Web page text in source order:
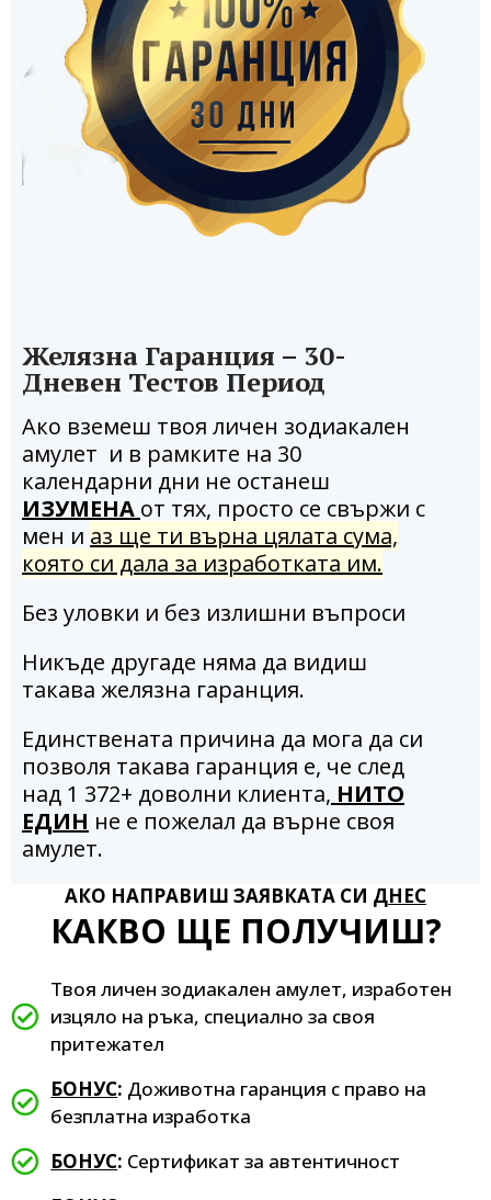
Желязна Гаранция – 30-
Дневен Тестов Период
Ако вземеш твоя личен зодиакален
амулет и в рамките на 30
календарни дни не останеш
ИЗУМЕНА от тях, просто се свържи с
мен и аз ще ти върна цялата сума,
която си дала за изработката им.
Без уловки и без излишни въпроси
Никъде другаде няма да видиш
такава желязна гаранция.
Единствената причина да мога да си
позволя такава гаранция е, че след
над 1 372+ доволни клиента, НИТО
ЕДИН не е пожелал да върне своя
амулет.
АКО НАПРАВИШ ЗАЯВКАТА СИ ДНЕС
КАКВО ЩЕ ПОЛУЧИШ?
Твоя личен зодиакален амулет, изработен
изцяло на ръка, специално за своя
притежател
БОНУС: Доживотна гаранция с право на
безплатна изработка
БОНУС: Сертификат за автентичност